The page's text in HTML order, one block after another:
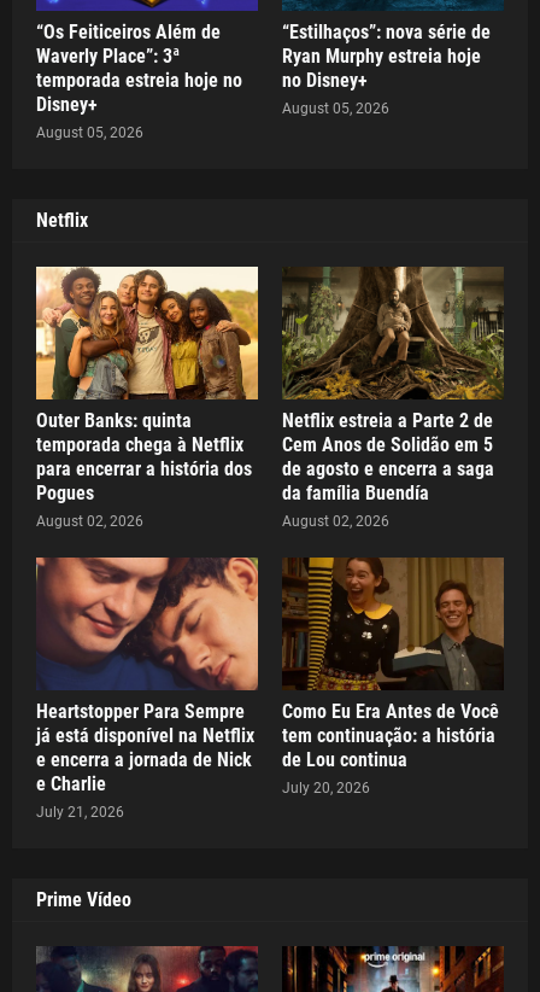
“Os Feiticeiros Além de
Waverly Place”: 3ª
temporada estreia hoje no
Disney+
August 05, 2026
“Estilhaços”: nova série de
Ryan Murphy estreia hoje
no Disney+
August 05, 2026
Netflix
Outer Banks: quinta
temporada chega à Netflix
para encerrar a história dos
Pogues
August 02, 2026
Netflix estreia a Parte 2 de
Cem Anos de Solidão em 5
de agosto e encerra a saga
da família Buendía
August 02, 2026
Heartstopper Para Sempre
já está disponível na Netflix
e encerra a jornada de Nick
e Charlie
July 21, 2026
Como Eu Era Antes de Você
tem continuação: a história
de Lou continua
July 20, 2026
Prime Vídeo